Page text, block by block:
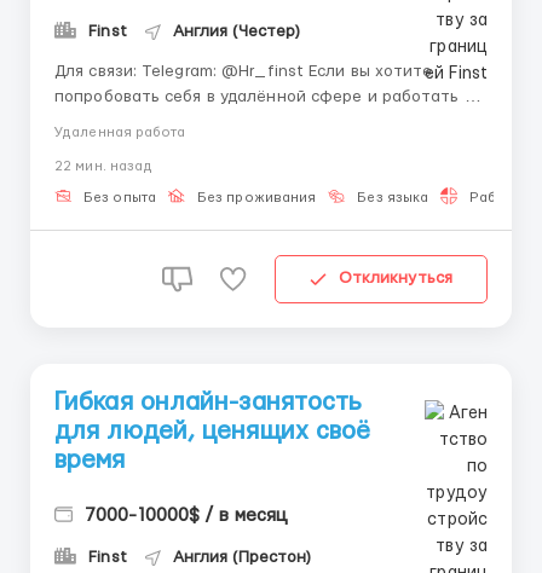
Finst Англия (Честер)
Для связи: Telegram: @Hr_finst Если вы хотите
попробовать себя в удалённой сфере и работать из
дома — эта вакансия может вам подойти. Мы ищем
командой. Наша команда работает в современном
digital-направлении и активно расширяется. 📊💻 ...
Удаленная работа
22 мин. назад
Без опыта Без проживания Без языка Работа
Откликнуться
Гибкая онлайн-занятость
для людей, ценящих своё
время
7000-10000$ / в месяц
Finst Англия (Престон)